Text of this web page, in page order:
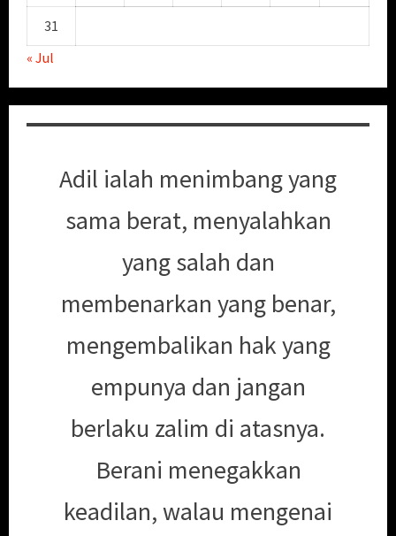
31
« Jul
Adil ialah menimbang yang
sama berat, menyalahkan
yang salah dan
membenarkan yang benar,
mengembalikan hak yang
empunya dan jangan
berlaku zalim di atasnya.
Berani menegakkan
keadilan, walau mengenai